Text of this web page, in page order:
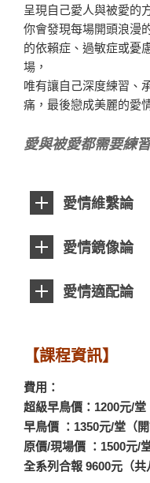
呈現自己愛人與被愛的
你會發現每場開頭浪漫
的依賴症、過敏症或憂
場，
唯有讓自己深度練習、
痛，最後戀成美麗的愛
愛與被愛都需要練
愛情維繫論
愛情鏡像論
愛情適配論
【課程資訊】
費用：
超級早鳥價：1200元/堂
早鳥價 ：1350元/堂（開
原價/現場價 ：1500元/
全系列合報 9600元（共